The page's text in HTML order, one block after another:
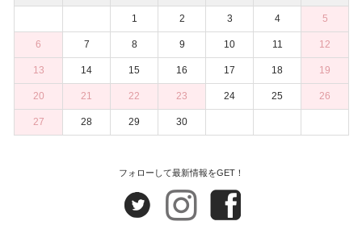
1 2 3 4 5
6 7 8 9 10 11 12
13 14 15 16 17 18 19
20 21 22 23 24 25 26
27 28 29 30
フォローして最新情報をGET！